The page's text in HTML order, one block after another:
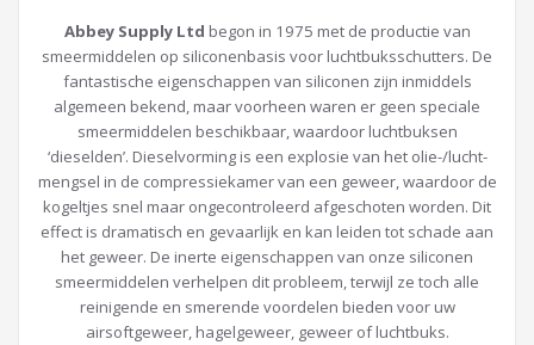
Abbey Supply Ltd begon in 1975 met de productie van
smeermiddelen op siliconenbasis voor luchtbuksschutters. De
fantastische eigenschappen van siliconen zijn inmiddels
algemeen bekend, maar voorheen waren er geen speciale
smeermiddelen beschikbaar, waardoor luchtbuksen
‘dieselden’. Dieselvorming is een explosie van het olie-/lucht-
mengsel in de compressiekamer van een geweer, waardoor de
kogeltjes snel maar ongecontroleerd afgeschoten worden. Dit
effect is dramatisch en gevaarlijk en kan leiden tot schade aan
het geweer. De inerte eigenschappen van onze siliconen
smeermiddelen verhelpen dit probleem, terwijl ze toch alle
reinigende en smerende voordelen bieden voor uw
airsoftgeweer, hagelgeweer, geweer of luchtbuks.